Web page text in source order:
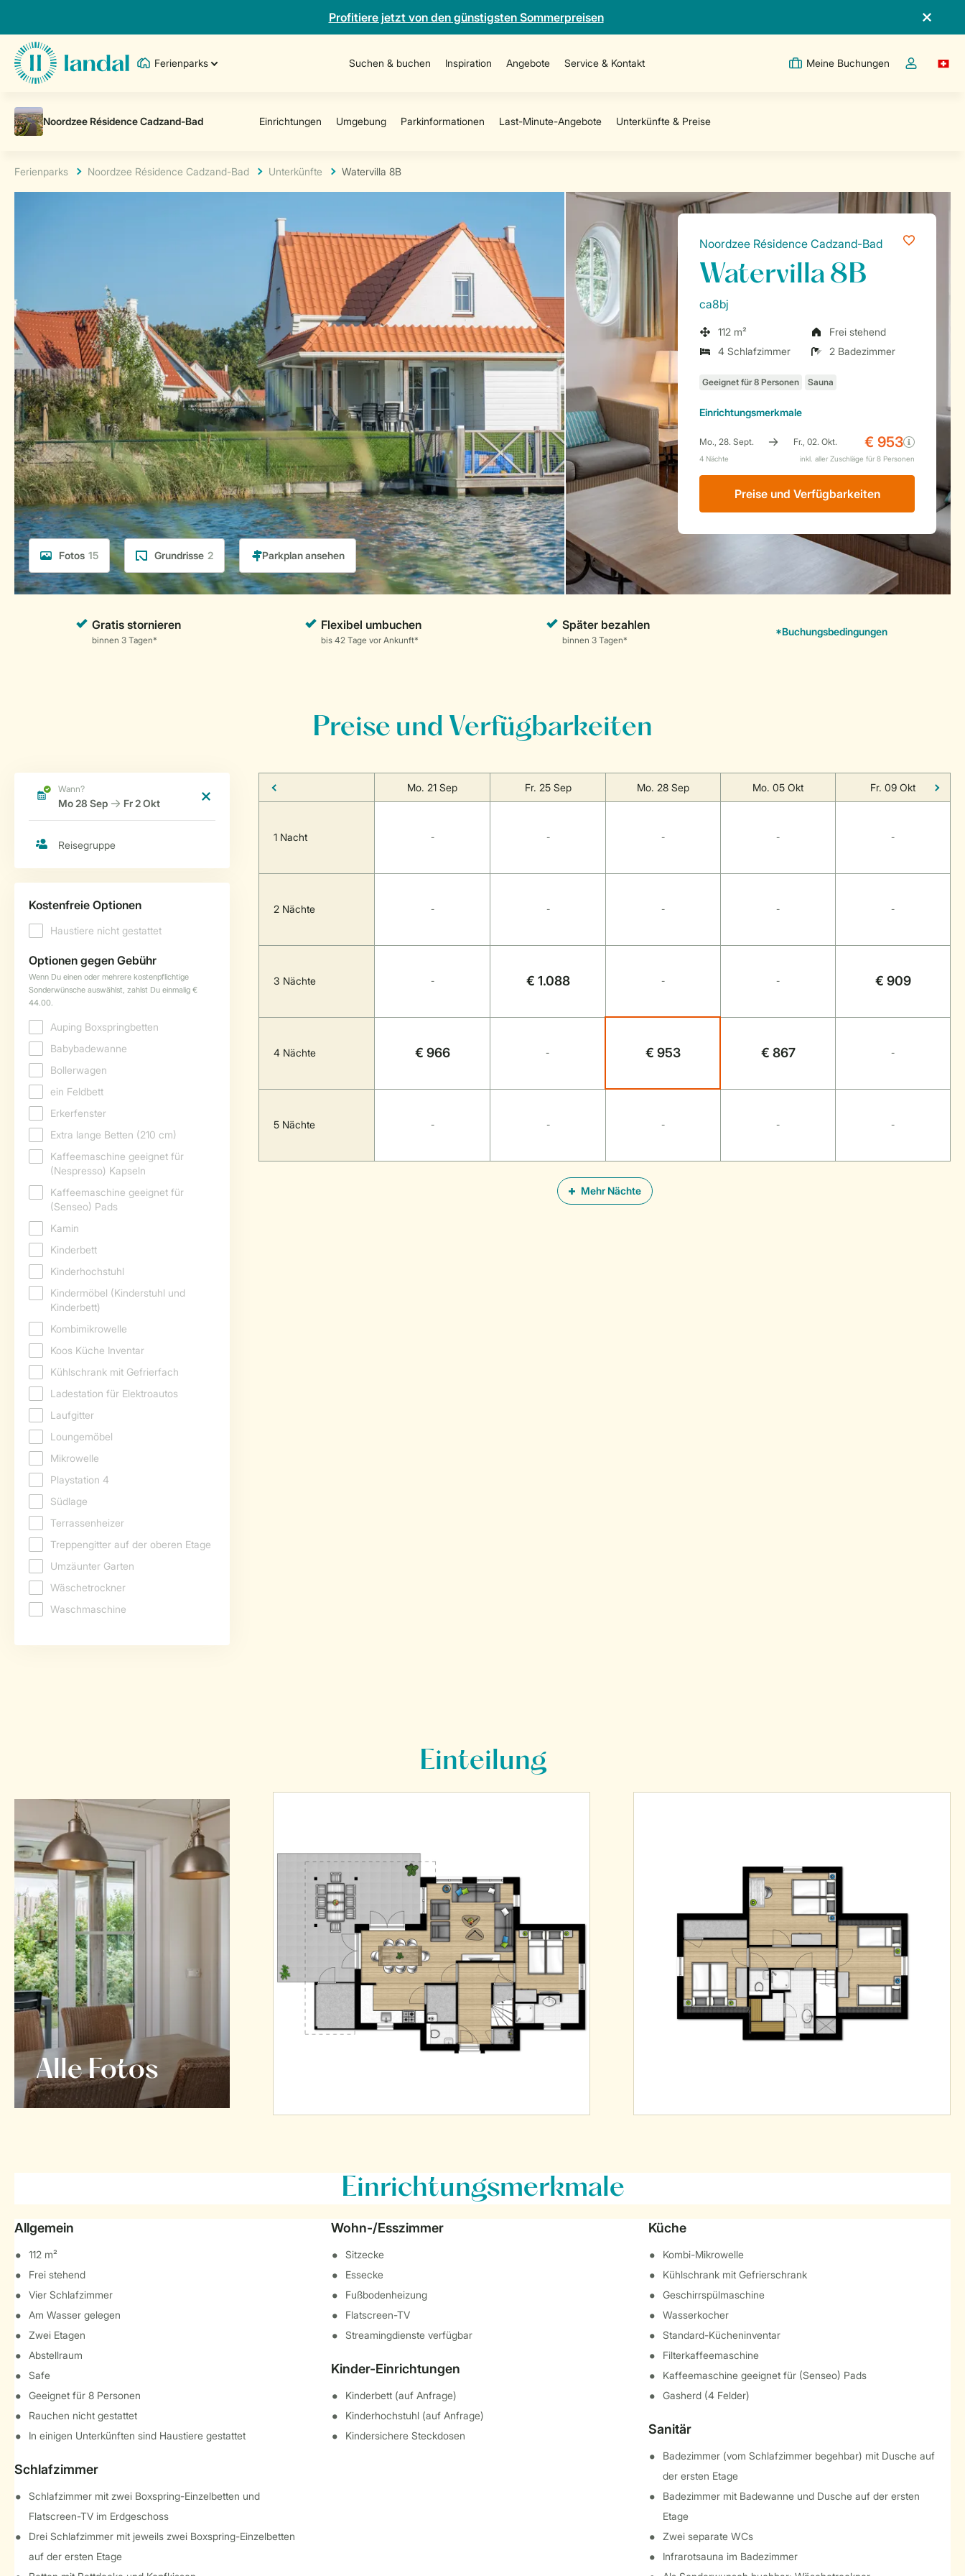
Profitiere jetzt von den günstigsten Sommerpreisen
Ferienparks Suchen & buchen Inspiration Angebote Service & Kontakt Meine Buchungen
Dropdown-
Ferienparks Noordzee Résidence Cadzand-Bad Unterkünfte Watervilla 8B
Fotos 15 Grundrisse 2
Noordzee Résidence Cadzand-Bad
Watervilla 8B
ca8bj
112 m²
Frei stehend
4 Schlafzimmer
2 Badezimmer
Einrichtungsmerkmale
Preise und Verfügbarkeiten
Preise und Verfügbarkeiten
Mehr Nächte
Mo. 21 Sep Fr. 25 Sep Mo. 28 Sep Mo. 05 Okt Fr. 09 Okt
1 Nacht - - - - -
2 Nächte - - - - -
3 Nächte - € 1.088 - - € 909
4 Nächte € 966 - € 953 € 867 -
5 Nächte - - - - -
Einteilung
Alle Fotos
Einrichtungsmerkmale
Allgemein
112 m²
Frei stehend
Vier Schlafzimmer
Am Wasser gelegen
Zwei Etagen
Abstellraum
Safe
Geeignet für 8 Personen
Rauchen nicht gestattet
In einigen Unterkünften sind Haustiere gestattet
Schlafzimmer
Schlafzimmer mit zwei Boxspring-Einzelbetten und
Flatscreen-TV im Erdgeschoss
Drei Schlafzimmer mit jeweils zwei Boxspring-Einzelbetten
auf der ersten Etage
Wohn-/Esszimmer
Sitzecke
Essecke
Fußbodenheizung
Flatscreen-TV
Streamingdienste verfügbar
Kinder-Einrichtungen
Kinderbett (auf Anfrage)
Kinderhochstuhl (auf Anfrage)
Kindersichere Steckdosen
Küche
Kombi-Mikrowelle
Kühlschrank mit Gefrierschrank
Geschirrspülmaschine
Wasserkocher
Standard-Kücheninventar
Filterkaffeemaschine
Kaffeemaschine geeignet für (Senseo) Pads
Gasherd (4 Felder)
Sanitär
Badezimmer (vom Schlafzimmer begehbar) mit Dusche auf
der ersten Etage
Badezimmer mit Badewanne und Dusche auf der ersten
Etage
Zwei separate WCs
Infrarotsauna im Badezimmer